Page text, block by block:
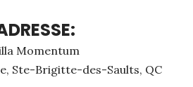
Momentum
Ste-Brigitte-des-Saults, QC